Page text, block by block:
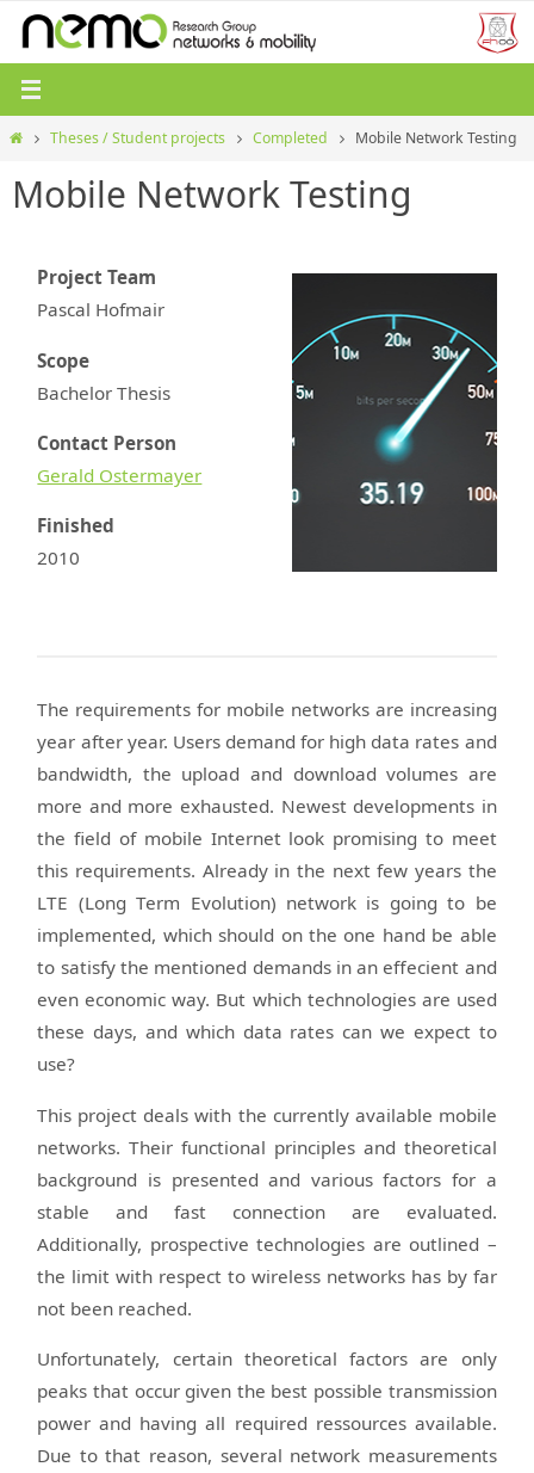
Zum
Inhalt
springen
StartTheses / Student projects Completed Mobile Network Testing
Mobile Network Testing
Project Team
Pascal Hofmair
Scope
Bachelor Thesis
Contact Person
Gerald Ostermayer
Finished
2010
The requirements for mobile networks are increasing
year after year. Users demand for high data rates and
bandwidth, the upload and download volumes are
more and more exhausted. Newest developments in
the field of mobile Internet look promising to meet
this requirements. Already in the next few years the
LTE (Long Term Evolution) network is going to be
implemented, which should on the one hand be able
to satisfy the mentioned demands in an effecient and
even economic way. But which technologies are used
these days, and which data rates can we expect to
use?
This project deals with the currently available mobile
networks. Their functional principles and theoretical
background is presented and various factors for a
stable and fast connection are evaluated.
Additionally, prospective technologies are outlined –
the limit with respect to wireless networks has by far
not been reached.
Unfortunately, certain theoretical factors are only
peaks that occur given the best possible transmission
power and having all required ressources available.
Due to that reason, several network measurements